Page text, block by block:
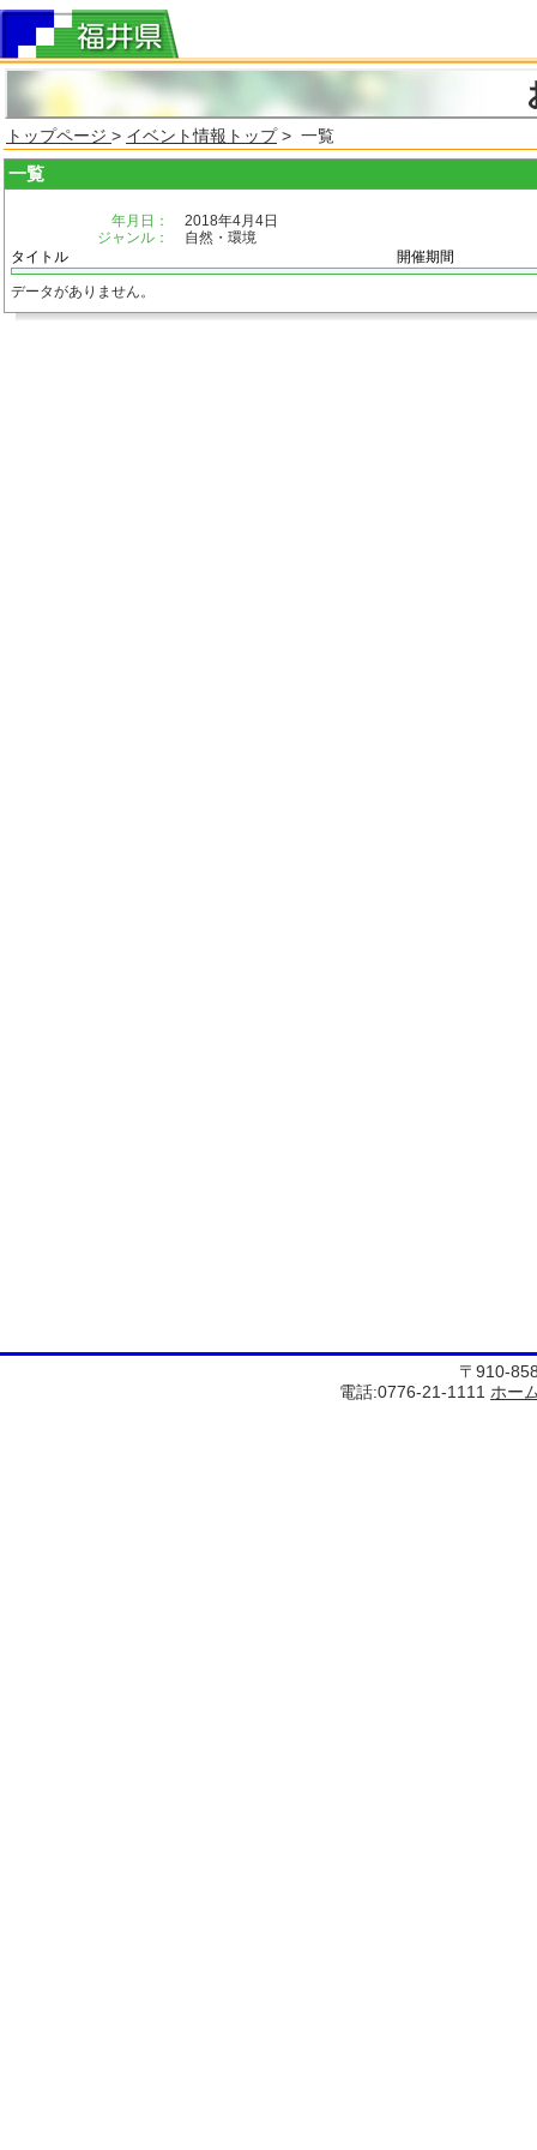
トップページ > イベント情報トップ> 一覧
一覧
年月日：
2018年4月4日
ジャンル：
自然・環境
タイトル
開催期間
データがありません。
〒910-
電話:0776-21-1111 ホー